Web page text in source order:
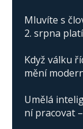
Mluvíte s
2. srpna
Když válku
mění
Umělá
ní pracovat